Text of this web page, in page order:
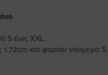
S έως XXL.
1.72cm και φοράει νούμερο S.